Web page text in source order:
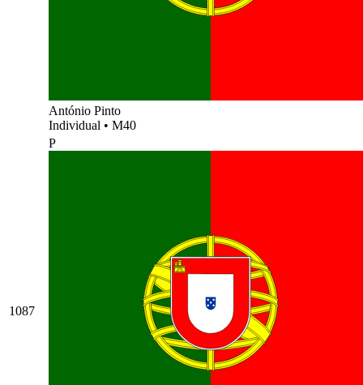
António Pinto
Individual • M40
1087
P